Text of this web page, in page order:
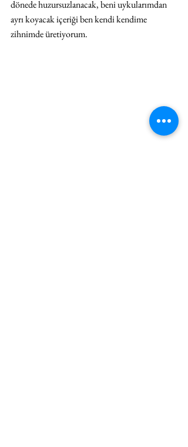
dönede huzursuzlanacak, beni uykularımdan
ayrı koyacak içeriği ben kendi kendime
zihnimde üretiyorum.